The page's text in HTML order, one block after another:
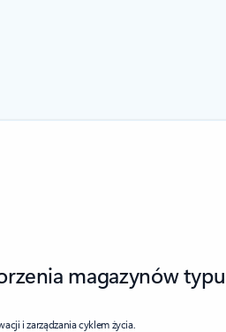
magazynów typu
i zarządzania cyklem życia.